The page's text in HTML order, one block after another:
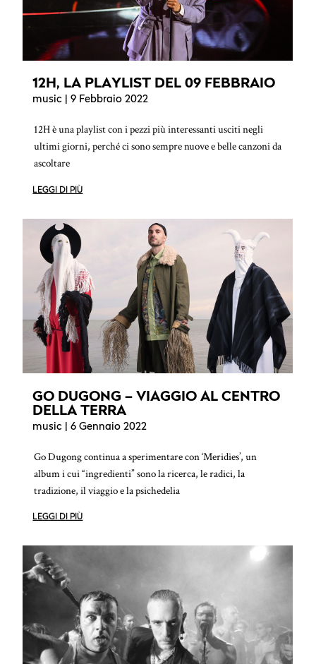
12H, LA PLAYLIST DEL 09 FEBBRAIO
music | 9 Febbraio 2022
12H è una playlist con i pezzi più interessanti usciti negli
ultimi giorni, perché ci sono sempre nuove e belle canzoni da
ascoltare
LEGGI DI PIÙ
GO DUGONG – VIAGGIO AL CENTRO
DELLA TERRA
music | 6 Gennaio 2022
Go Dugong continua a sperimentare con ‘Meridies’, un
album i cui “ingredienti” sono la ricerca, le radici, la
tradizione, il viaggio e la psichedelia
LEGGI DI PIÙ